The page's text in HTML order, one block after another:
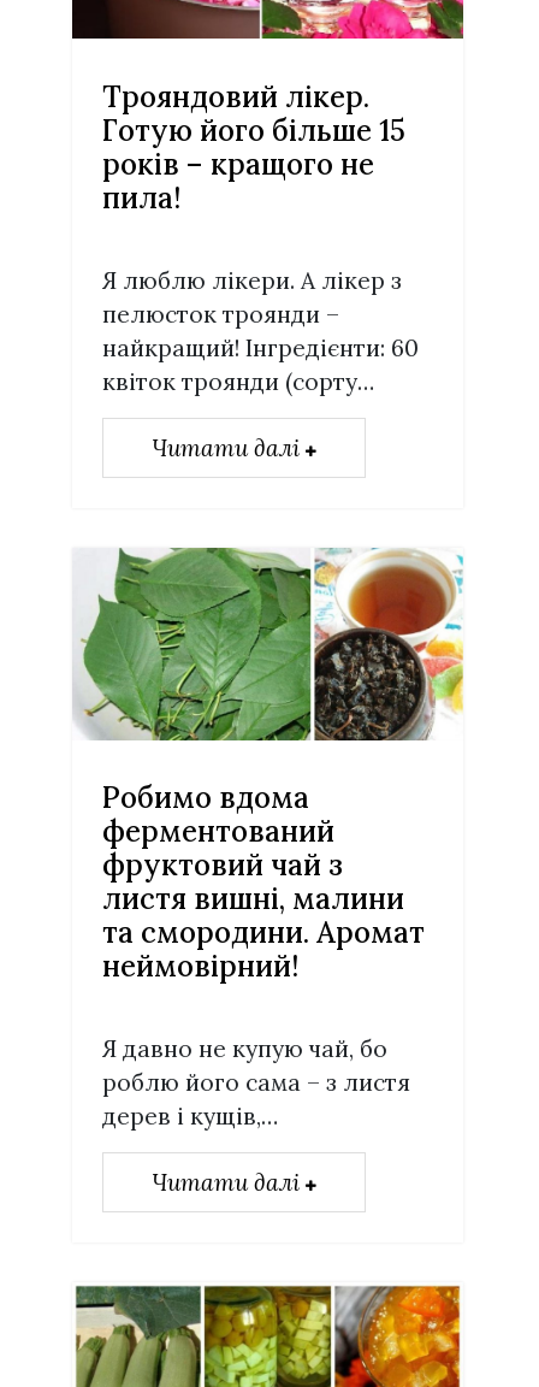
Трояндовий лікер.
Готую його більше 15
років – кращого не
пила!
Я люблю лікери. А лікер з
пелюсток троянди –
найкращий! Інгредієнти: 60
квіток троянди (сорту…
Читати далі
Робимо вдома
ферментований
фруктовий чай з
листя вишні, малини
та смородини. Аромат
неймовірний!
Я давно не купую чай, бо
роблю його сама – з листя
дерев і кущів,…
Читати далі